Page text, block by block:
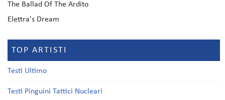
The Ballad Of The Ardito
Elettra's Dream
TOP ARTISTI
Testi Ultimo
Testi Pinguini Tattici Nucleari